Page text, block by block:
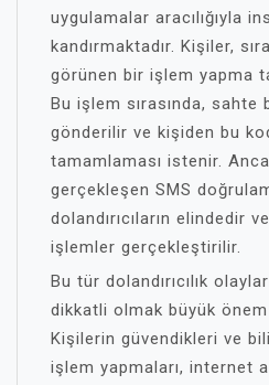
uygulamalar aracılığıyla
kandırmaktadır. Kişiler,
görünen bir işlem yapma
Bu işlem sırasında, sahte
gönderilir ve kişiden bu
tamamlaması istenir.
gerçekleşen SMS
dolandırıcıların elindedir
işlemler gerçekleştirilir.
Bu tür dolandırıcılık
dikkatli olmak büyük önem
Kişilerin güvendikleri ve
işlem yapmaları, internet